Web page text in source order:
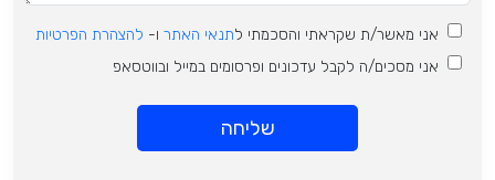
אני מאשר/ת שקראתי והסכמתי לתנאי האתר ו- להצהרת הפרטיות
אני מסכים/ה לקבל עדכונים ופרסומים במייל ובווטסאפ
שליחה